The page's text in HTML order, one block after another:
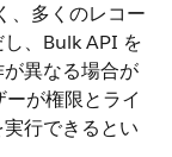
、多くのレコー
、Bulk API を
異なる場合が
が権限とライ
行できるとい